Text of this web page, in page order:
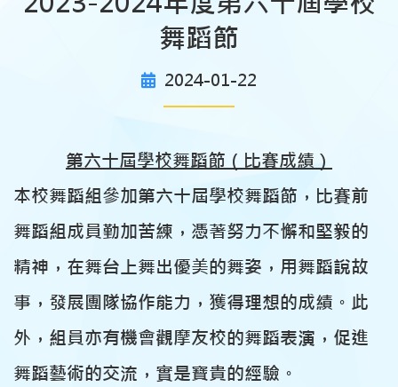
舞蹈節
2024-01-22
第六十屆學校舞蹈節 （比賽成績）
本校舞蹈組參加第六十屆學校舞蹈節，比賽前
舞蹈組成員勤加苦練，憑著努力不懈和堅毅的
精神，在舞台上舞出優美的舞姿，用舞蹈說故
事，發展團隊協作能力，獲得理想的成績。此
外，組員亦有機會觀摩友校的舞蹈表演，促進
舞蹈藝術的交流，實是寶貴的經驗。